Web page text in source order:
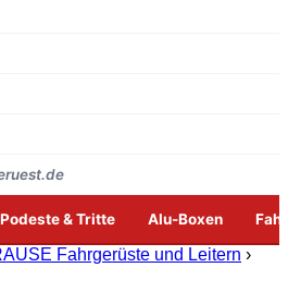
Podeste & Tritte Alu-Boxen
Fahrgerüste und Leitern ›